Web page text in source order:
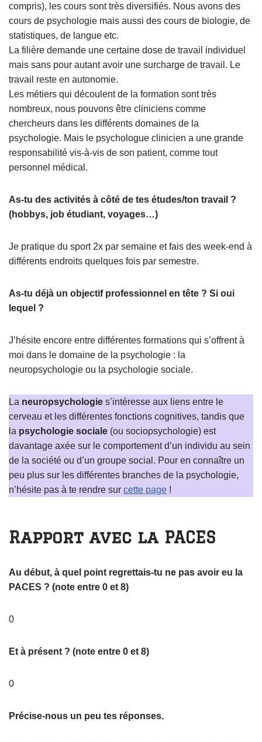
compris), les cours sont très diversifiés. Nous avons des
cours de psychologie mais aussi des cours de biologie, de
statistiques, de langue etc.
La filière demande une certaine dose de travail individuel
mais sans pour autant avoir une surcharge de travail. Le
travail reste en autonomie.
Les métiers qui découlent de la formation sont très
nombreux, nous pouvons être cliniciens comme
chercheurs dans les différents domaines de la
psychologie. Mais le psychologue clinicien a une grande
responsabilité vis-à-vis de son patient, comme tout
personnel médical.
As-tu des activités à côté de tes études/ton travail ?
(hobbys, job étudiant, voyages…)
Je pratique du sport 2x par semaine et fais des week-end à
différents endroits quelques fois par semestre.
As-tu déjà un objectif professionnel en tête ? Si oui
lequel ?
J’hésite encore entre différentes formations qui s’offrent à
moi dans le domaine de la psychologie : la
neuropsychologie ou la psychologie sociale.
La neuropsychologie s’intéresse aux liens entre le
cerveau et les différentes fonctions cognitives, tandis que
la psychologie sociale (ou sociopsychologie) est
davantage axée sur le comportement d’un individu au sein
de la société ou d’un groupe social. Pour en connaître un
peu plus sur les différentes branches de la psychologie,
n’hésite pas à te rendre sur cette page !
Rapport avec la PACES
Au début, à quel point regrettais-tu ne pas avoir eu la
PACES ? (note entre 0 et 8)
0
Et à présent ? (note entre 0 et 8)
0
Précise-nous un peu tes réponses.